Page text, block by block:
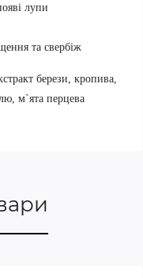
лупи
та свербіж
берези, кропива,
м`ята перцева